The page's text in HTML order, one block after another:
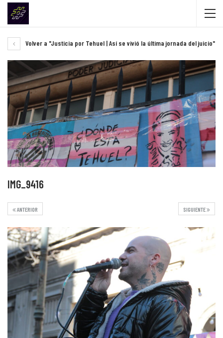
Volver a "Justicia por Tehuel | Así se vivió la última jornada del juicio"
IMG_9416
SIGUIENTE
ANTERIOR